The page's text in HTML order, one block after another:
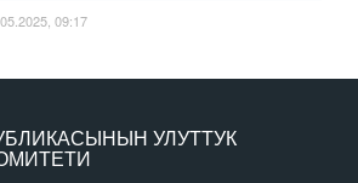
09:17
УЛУТТУК